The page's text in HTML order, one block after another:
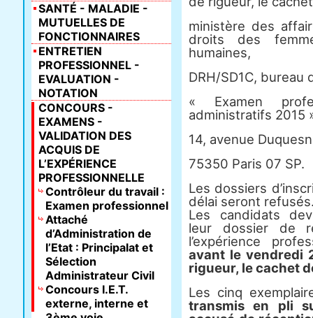
ministère des
droits des
humaines,
DRH/SD1C,
« Examen
administratifs 2015
14, avenue
75350 Paris 07 SP.
Les dossiers
délai seront
Les candidats
leur dossier de
l’expérience
avant le vendredi
rigueur, le cachet
Les cinq
transmis en pli
SANTÉ - MALADIE -
MUTUELLES DE
FONCTIONNAIRES
ENTRETIEN
PROFESSIONNEL -
EVALUATION -
NOTATION
CONCOURS -
EXAMENS -
VALIDATION DES
ACQUIS DE
L’EXPÉRIENCE
PROFESSIONNELLE
Contrôleur du travail :
Examen professionnel
Attaché
d’Administration de
l’Etat : Principalat et
Sélection
Administrateur Civil
Concours I.E.T.
externe, interne et